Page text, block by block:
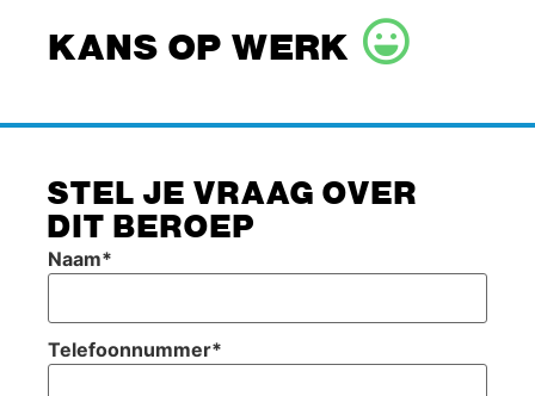
KANS OP WERK
STEL JE VRAAG OVER
DIT BEROEP
Naam*
Telefoonnummer*